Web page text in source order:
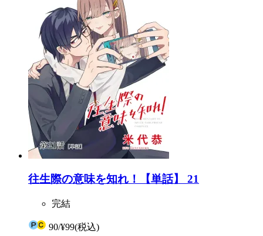
往生際の意味を知れ！【単話】 21
完結
90/¥99(税込)